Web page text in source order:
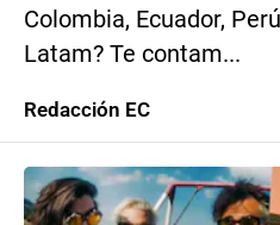
Colombia, Ecuador,
Latam? Te contam...
Redacción EC